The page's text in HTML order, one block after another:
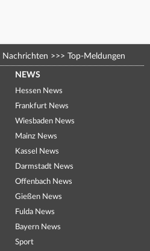
Nachrichten >>> Top-Meldungen
NEWS
Hessen News
Frankfurt News
Wiesbaden News
Mainz News
Kassel News
Darmstadt News
Offenbach News
Gießen News
Fulda News
Bayern News
Sport